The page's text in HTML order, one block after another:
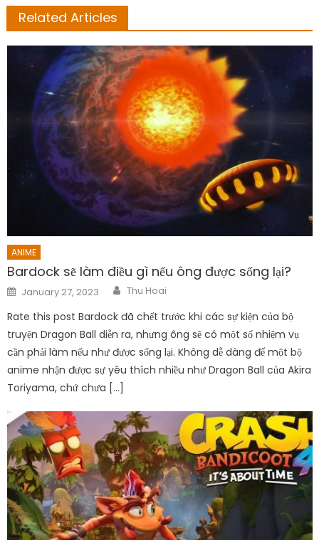
Related Articles
ANIME
Bardock sẽ làm điều gì nếu ông được sống lại?
Posted
on
January 27, 2023 Author
Thu Hoai
Rate this post Bardock đã chết trước khi các sự kiện của bộ
truyện Dragon Ball diễn ra, nhưng ông sẽ có một số nhiệm vụ
cần phải làm nếu như được sống lại. Không dễ dàng để một bộ
anime nhận được sự yêu thích nhiều như Dragon Ball của Akira
Toriyama, chứ chưa […]